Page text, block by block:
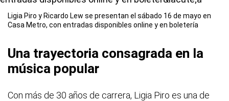
Ligia Piro y Ricardo Lew se presentan el sábado 16 de mayo en
Casa Metro, con entradas disponibles online y en boletería
Una trayectoria consagrada en la
música popular
Con más de 30 años de carrera, Ligia Piro es una de